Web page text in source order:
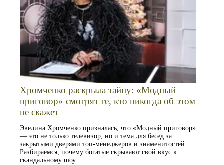
Хромченко раскрыла тайну: «Модный
приговор» смотрят те, кто никогда об этом
не скажет
Эвелина Хромченко призналась, что «Модный приговор»
— это не только телевизор, но и тема для бесед за
закрытыми дверями топ-менеджеров и знаменитостей.
Разбираемся, почему богатые скрывают свой вкус к
скандальному шоу.